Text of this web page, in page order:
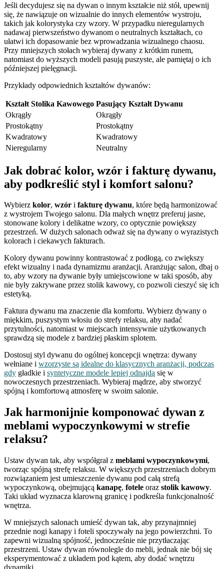
Jeśli decydujesz się na dywan o innym kształcie niż stół, upewnij
się, że nawiązuje on wizualnie do innych elementów wystroju,
takich jak kolorystyka czy wzory. W przypadku nieregularnych
nadawaj pierwszeństwo dywanom o neutralnych kształtach, co
ułatwi ich dopasowanie bez wprowadzania wizualnego chaosu.
Przy mniejszych stołach wybieraj dywany z krótkim runem,
natomiast do wyższych modeli pasują puszyste, ale pamiętaj o ich
późniejszej pielęgnacji.
Przykłady odpowiednich kształtów dywanów:
Kształt Stolika Kawowego Pasujący Kształt Dywanu
Okrągły
Okrągły
Prostokątny
Prostokątny
Kwadratowy
Kwadratowy
Nieregularny
Neutralny
Jak dobrać kolor, wzór i fakturę dywanu,
aby podkreślić styl i komfort salonu?
Wybierz kolor, wzór i fakturę dywanu, które będą harmonizować
z wystrojem Twojego salonu. Dla małych wnętrz preferuj jasne,
stonowane kolory i delikatne wzory, co optycznie powiększy
przestrzeń. W dużych salonach odważ się na dywany o wyrazistych
kolorach i ciekawych fakturach.
Kolory dywanu powinny kontrastować z podłogą, co zwiększy
efekt wizualny i nada dynamizmu aranżacji. Aranżując salon, dbaj o
to, aby wzory na dywanie były umiejscowione w taki sposób, aby
nie były zakrywane przez stolik kawowy, co pozwoli cieszyć się ich
estetyką.
Faktura dywanu ma znaczenie dla komfortu. Wybierz dywany o
miękkim, puszystym włosiu do strefy relaksu, aby nadać
przytulności, natomiast w miejscach intensywnie użytkowanych
sprawdzą się modele z bardziej płaskim splotem.
Dostosuj styl dywanu do ogólnej koncepcji wnętrza: dywany
wełniane i wzorzyste są idealne do klasycznych aranżacji, podczas
gdy gładkie i syntetyczne modele lepiej odnajdą się w
nowoczesnych przestrzeniach. Wybieraj mądrze, aby stworzyć
spójną i komfortową atmosferę w swoim salonie.
Jak harmonijnie komponować dywan z
meblami wypoczynkowymi w strefie
relaksu?
Ustaw dywan tak, aby współgrał z meblami wypoczynkowymi,
tworząc spójną strefę relaksu. W większych przestrzeniach dobrym
rozwiązaniem jest umieszczenie dywanu pod całą strefą
wypoczynkową, obejmującą kanapę, fotele oraz stolik kawowy.
Taki układ wyznacza klarowną granicę i podkreśla funkcjonalność
wnętrza.
W mniejszych salonach umieść dywan tak, aby przynajmniej
przednie nogi kanapy i foteli spoczywały na jego powierzchni. To
zapewni wizualną spójność, jednocześnie nie przytłaczając
przestrzeni. Ustaw dywan równolegle do mebli, jednak nie bój się
eksperymentować z układem pod kątem, aby dodać wnętrzu